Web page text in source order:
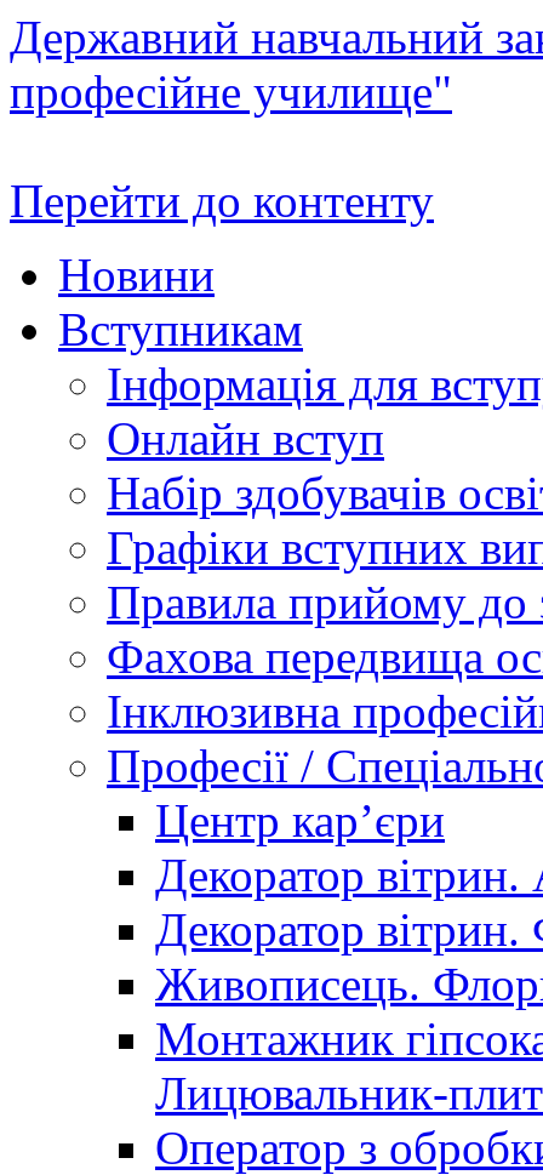
Державний навчальний
професійне училище"
Перейти до контенту
Новини
Вступникам
Інформація для
Онлайн вступ
Набір здобувачів
Графіки вступних
Правила прийому до
Фахова передвища
Інклюзивна
Професії /
Центр кар’єри
Декоратор вітрин.
Декоратор вітрин.
Живописець.
Монтажник
Лицювальник-
Оператор з